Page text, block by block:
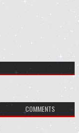
COMMENTS